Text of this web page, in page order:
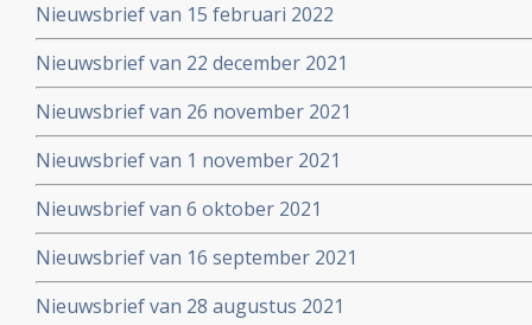
Nieuwsbrief van 15 februari 2022
Nieuwsbrief van 22 december 2021
Nieuwsbrief van 26 november 2021
Nieuwsbrief van 1 november 2021
Nieuwsbrief van 6 oktober 2021
Nieuwsbrief van 16 september 2021
Nieuwsbrief van 28 augustus 2021